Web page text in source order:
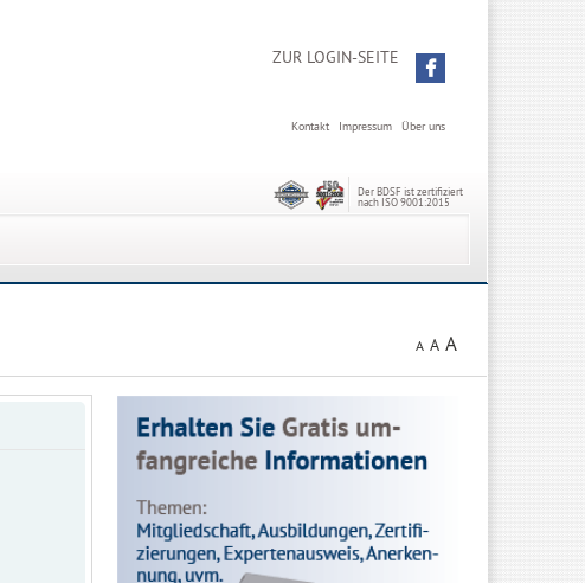
ZUR LOGIN-SEITE
Über uns
Impressum
Kontakt
Der BDSF ist zertifiziert
nach ISO 9001:2015
A A A